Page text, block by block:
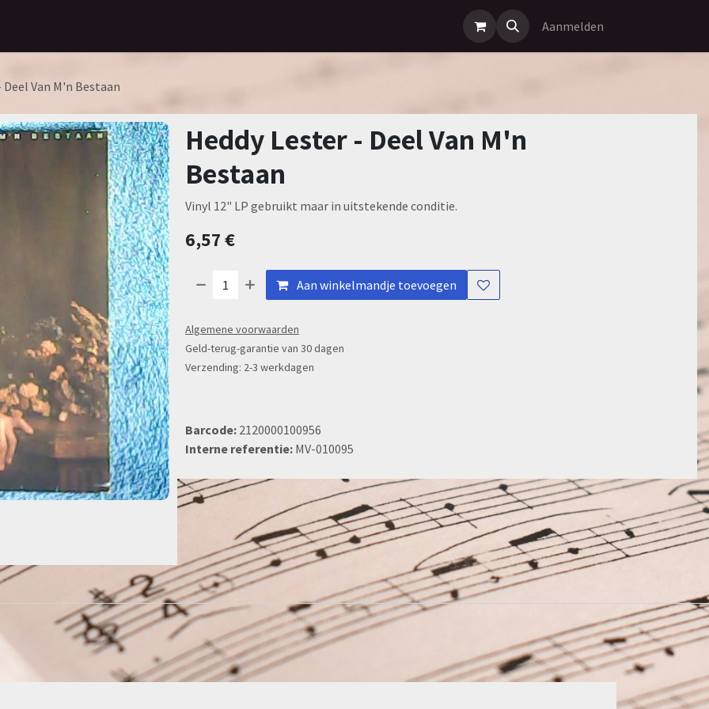
Aanmelden
Van M'n Bestaan
Heddy Lester - Deel Van M'n
Bestaan
Vinyl 12" LP gebruikt maar in uitstekende conditie.
6,57€
Aan winkelmandje toevoegen
Algemene voorwaarden
Geld-terug-garantie van 30 dagen
Verzending: 2-3 werkdagen
Barcode: 2120000100956
Interne referentie: MV-010095